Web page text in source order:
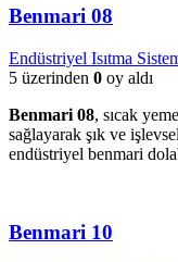
Benmari 08
Endüstriyel Isıtma
5 üzerinden 0 oy aldı
Benmari 08, sıcak
sağlayarak şık ve
endüstriyel benmari
Benmari 10